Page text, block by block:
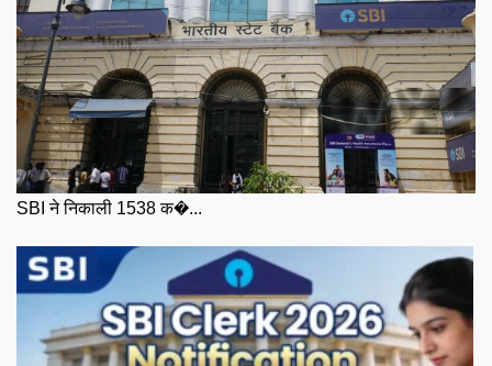
SBI ने निकाली 1538 क�...